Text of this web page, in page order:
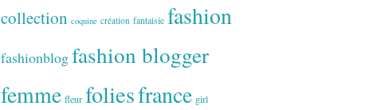
collection coquine création fantaisie fashion
fashionblogfashion blogger
femme fleur foliesfrance girl